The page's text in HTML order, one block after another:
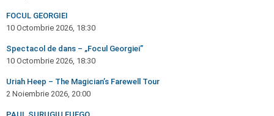
FOCUL GEORGIEI
10 Octombrie 2026, 18:30
Spectacol de dans – „Focul Georgiei”
10 Octombrie 2026, 18:30
Uriah Heep – The Magician’s Farewell Tour
2 Noiembrie 2026, 20:00